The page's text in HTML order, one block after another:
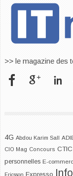
>> le magazine des
4G Abdou Karim Sall
CIO Mag Concours
personnelles E-
Ericsson Expresso